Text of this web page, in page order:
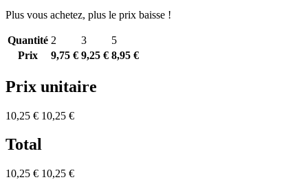
Plus vous achetez, plus le prix baisse !
Quantité 2 3
5
Prix
9,75 € 9,25 € 8,95 €
Prix unitaire
10,25 € 10,25 €
Total
10,25 € 10,25 €